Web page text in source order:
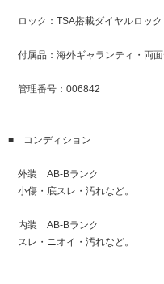
ロック：TSA搭載ダイヤルロック
付属品：海外ギャランティ・両
管理番号：006842
■ コンディション
外装 AB-Bランク
小傷・底スレ・汚れなど。
内装 AB-Bランク
スレ・ニオイ・汚れなど。